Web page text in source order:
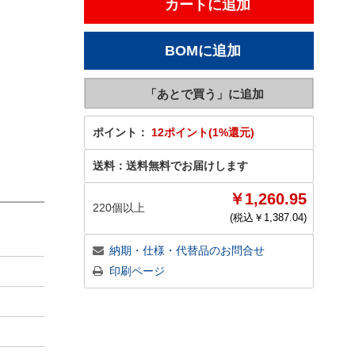
ポイント： 12ポイント(1%還元)
送料： 送料無料でお届けします
220個以上 ￥1,260.95
(税込￥ 1,387.04)
納期・仕様・代替品のお問合せ
印刷ページ